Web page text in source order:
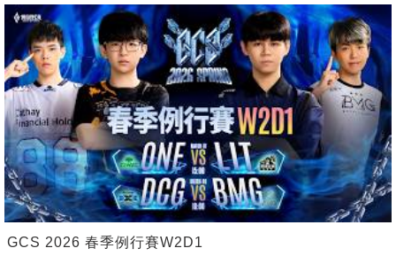
GCS 2026 春季例行賽W2D1